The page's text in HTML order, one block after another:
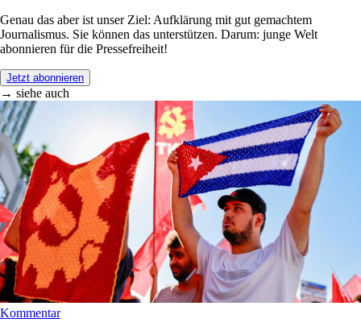
Genau das aber ist unser Ziel: Aufklärung mit gut gemachtem
Journalismus. Sie können das unterstützen. Darum: junge Welt
abonnieren für die Pressefreiheit!
Jetzt abonnieren
→ siehe auch
Kommentar